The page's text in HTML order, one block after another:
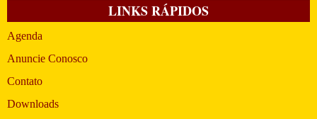
LINKS RÁPIDOS
Agenda
Anuncie Conosco
Contato
Downloads